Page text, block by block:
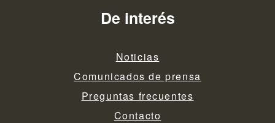
De interés
Noticias
Comunicados de prensa
Preguntas frecuentes
Contacto